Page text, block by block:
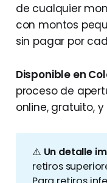
de cualquier
con montos
sin pagar por
Disponible en
proceso de
online, gratuito,
⚠️ Un detalle
retiros